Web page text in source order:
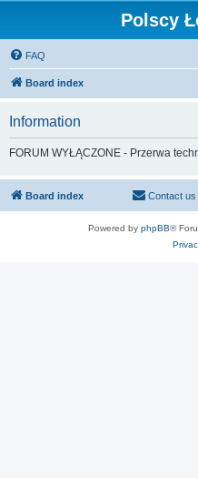
Polscy
FAQ
Board index
Information
FORUM WYŁĄCZONE - Przerwa
Board index Contact us
Powered by phpBB®